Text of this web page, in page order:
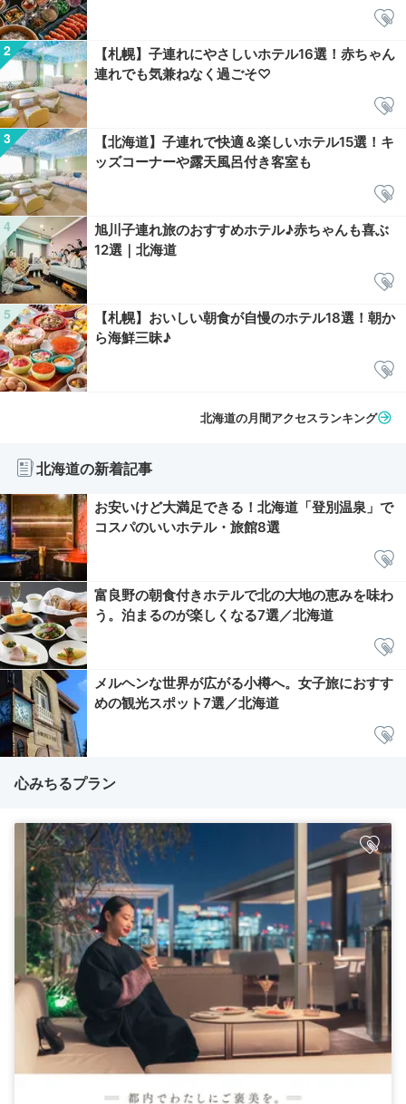
【札幌】子連れにやさしいホテル16選！赤ちゃん
連れでも気兼ねなく過ごそ♡
【北海道】子連れで快適＆楽しいホテル15選！キ
ッズコーナーや露天風呂付き客室も
旭川子連れ旅のおすすめホテル♪赤ちゃんも喜ぶ
12選｜北海道
【札幌】おいしい朝食が自慢のホテル18選！朝か
ら海鮮三昧♪
北海道の月間アクセスランキング
北海道の新着記事
お安いけど大満足できる！北海道「登別温泉」で
コスパのいいホテル・旅館8選
富良野の朝食付きホテルで北の大地の恵みを味わ
う。泊まるのが楽しくなる7選／北海道
メルヘンな世界が広がる小樽へ。女子旅におすす
めの観光スポット7選／北海道
心みちるプラン